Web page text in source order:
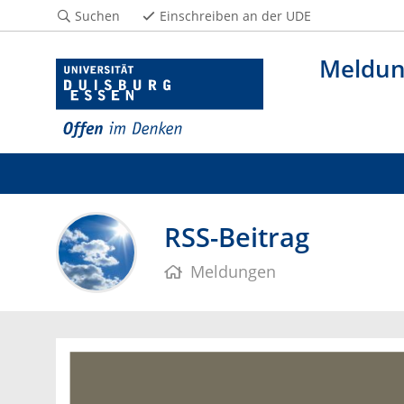
Suchen Einschreiben an der UDE
RSS-Beitrag
Meldungen